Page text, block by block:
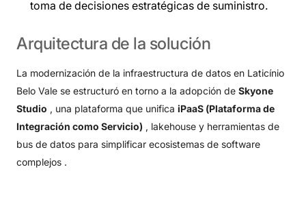
toma de decisiones estratégicas de suministro.
Arquitectura de la solución
La modernización de la infraestructura de datos en Laticínio
Belo Vale se estructuró en torno a la adopción de Skyone
Studio , una plataforma que unifica iPaaS (Plataforma de
Integración como Servicio) , lakehouse y herramientas de
bus de datos para simplificar ecosistemas de software
complejos .